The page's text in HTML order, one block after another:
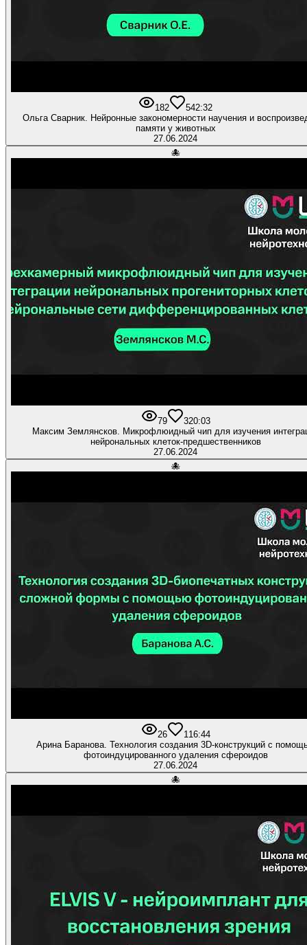
182 542:32
Ольга Сварник. Нейронные закономерности научения и
памяти у животных
27.06.2024
🐙
79 320:03
Максим Землянсков. Микрофлюидный чип для изучения
нейрональных клеток-предшественников
27.06.2024
🐙
26 1 16:44
Арина Баранова. Технология создания 3D-конструкций с
фотоиндуцированного удаления сфероидов
27.06.2024
🐙